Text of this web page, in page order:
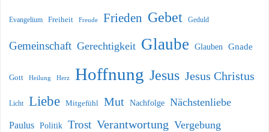
Evangelium Freiheit Freude Frieden Gebet Geduld
Gemeinschaft Gerechtigkeit Glaube Glauben Gnade
Gott Heilung Herz Hoffnung Jesus Jesus Christus
Licht Liebe Mitgefühl Mut Nachfolge Nächstenliebe
Paulus Politik Trost Verantwortung Vergebung